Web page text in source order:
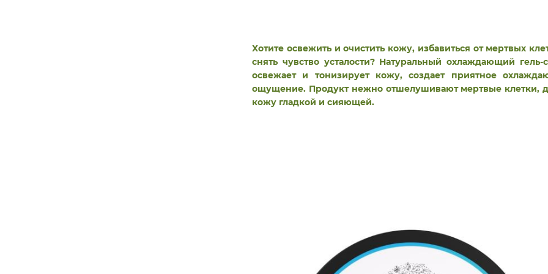
Хотите освежить и очистить кожу, избавиться от мертвых
снять чувство усталости? Натуральный охлаждающий гель-
освежает и тонизирует кожу, создает приятное
ощущение. Продукт нежно отшелушивают мертвые клетки,
кожу гладкой и сияющей.